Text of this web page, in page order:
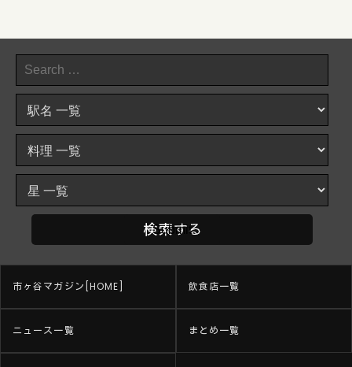
市ヶ谷マガジン[HOME] 飲食店一覧
ニュース一覧 まとめ一覧